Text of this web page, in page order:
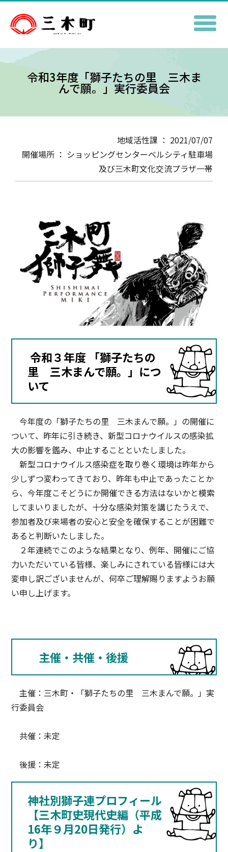
令和3年度「獅子たちの里 三木ま
んで願。」実行委員会
地域活性課 ： 2021/07/07
開催場所 ： ショッピングセンターベルシティ駐車場
及び三木町文化交流プラザ一帯
令和３年度 「獅子たちの
里 三木まんで願。」につ
いて
今年度の「獅子たちの里 三木まんで願。」の開催に
ついて、昨年に引き続き、新型コロナウイルスの感染拡
大の影響を鑑み、中止することといたしました。
新型コロナウイルス感染症を取り巻く環境は昨年から
少しずつ変わってきており、昨年も中止であったことか
ら、今年度こそどうにか開催できる方法はないかと模索
してまいりましたが、十分な感染対策を講じたうえで、
参加者及び来場者の安心と安全を確保することが困難で
あると判断いたしました。
２年連続でこのような結果となり、例年、開催にご協
力いただいている皆様、楽しみにされている皆様には大
変申し訳ございませんが、何卒ご理解賜りますようお願
い申し上げます。
主催・共催・後援
主催：三木町・「獅子たちの里 三木まんで願。」実
行委員会
共催：未定
後援：未定
神社別獅子連プロフィール
【三木町史現代史編（平成
16年９月20日発行）よ
り】